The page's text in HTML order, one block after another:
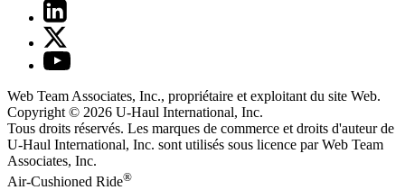
Web Team Associates, Inc., propriétaire et exploitant du site Web.
Copyright © 2026 U-Haul International, Inc.
Tous droits réservés. Les marques de commerce et droits d'auteur de
U-Haul International, Inc. sont utilisés sous licence par Web Team
Associates, Inc.
Air-Cushioned Ride®